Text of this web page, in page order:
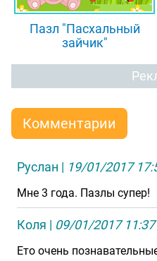
Пазл "Пасхальный
зайчик"
Комментарии
Руслан | 19/01/2017
Мне 3 года. Пазлы супер!
Коля | 09/01/2017 11:37
Ето очень